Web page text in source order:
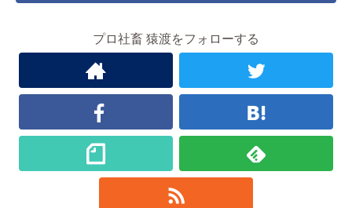
プロ社畜 猿渡をフォローする